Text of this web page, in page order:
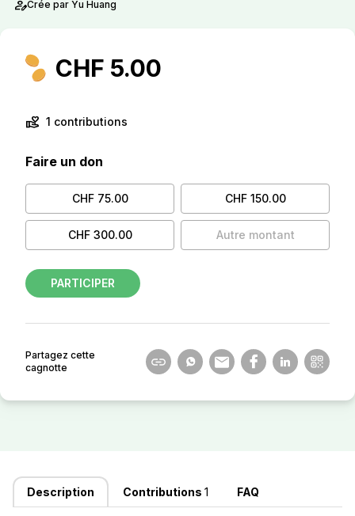
person_editCrée par Yu Huang
CHF 5.00
volunteer_activism 1 contributions
Faire un don
CHF 75.00 CHF 150.00
CHF 300.00 Autre montant
PARTICIPER
Partagez cette
cagnotte
Description Contributions 1 FAQ